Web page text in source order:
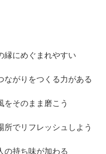
縁にめぐまれやすい
ながりをつくる力がある
をそのまま磨こう
所でリフレッシュしよう
の持ち味が加わる